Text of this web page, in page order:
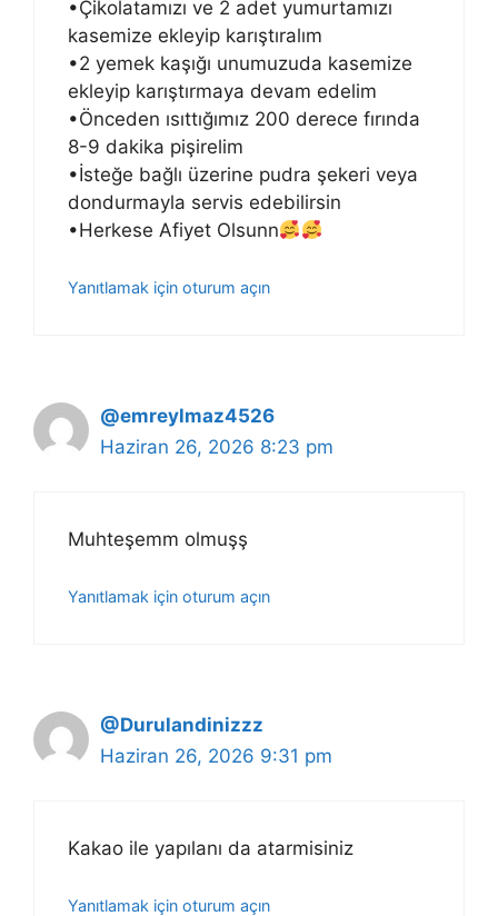
•Çikolatamızı ve 2 adet yumurtamızı
kasemize ekleyip karıştıralım
•2 yemek kaşığı unumuzuda kasemize
ekleyip karıştırmaya devam edelim
•Önceden ısıttığımız 200 derece fırında
8-9 dakika pişirelim
•İsteğe bağlı üzerine pudra şekeri veya
dondurmayla servis edebilirsin
•Herkese Afiyet Olsunn
Yanıtlamak için oturum açın
@emreylmaz4526
Haziran 26, 2026 8:23 pm
Muhteşemm olmuşş
Yanıtlamak için oturum açın
@Durulandinizzz
Haziran 26, 2026 9:31 pm
Kakao ile yapılanı da atarmisiniz
Yanıtlamak için oturum açın